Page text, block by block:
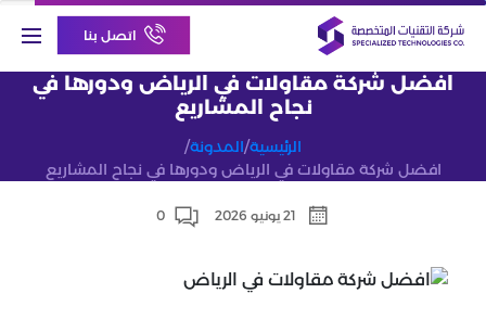
اتصل بنا
افضل شركة مقاولات في الرياض ودورها في
نجاح المشاريع
الرئيسية/المدونة/
افضل شركة مقاولات في الرياض ودورها في نجاح المشاريع
21 يونيو 2026 0